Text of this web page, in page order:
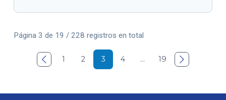
Página 3 de 19 / 228 registros en total
 1 2 3 4 … 19 